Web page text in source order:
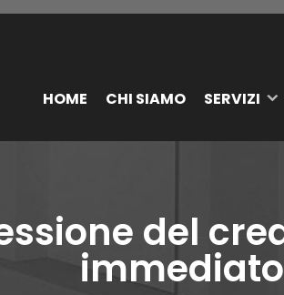
HOME CHI SIAMO SERVIZI
del
immediato